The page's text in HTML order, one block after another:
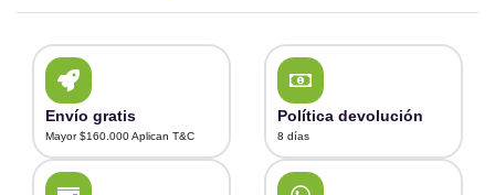
Envío gratis
Mayor $160.000 Aplican T&C
Política devolución
8 días